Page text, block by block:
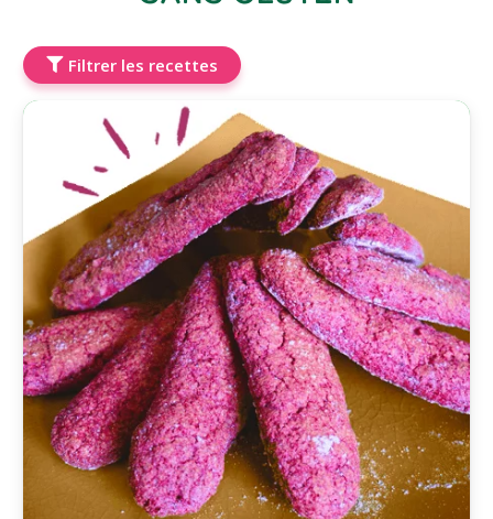
Filtrer les recettes